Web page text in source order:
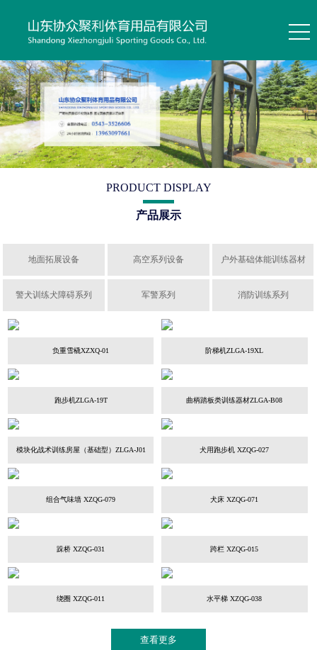
PRODUCT DISPLAY
产品展示
地面拓展设备 高空系列设备 户外基础体能训练器材
警犬训练犬障碍系列 军警系列 消防训练系列
负重雪橇XZXQ-01 阶梯机ZLGA-19XL
跑步机ZLGA-19T 曲柄踏板类训练器材ZLGA-B08
模块化战术训练房屋（基础型）ZLGA-J01 犬用跑步机 XZQG-027
组合气味墙 XZQG-079 犬床 XZQG-071
跺桥 XZQG-031 跨栏 XZQG-015
绕圈 XZQG-011 水平梯 XZQG-038
查看更多